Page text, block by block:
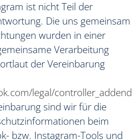
ist nicht Teil der
Die uns gemeinsam
wurden in einer
Verarbeitung
der Vereinbarung
legal/controller_addend
sind wir für die
beim
bzw. Instagram-Tools und